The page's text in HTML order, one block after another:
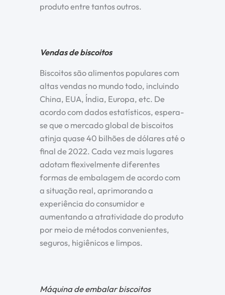
produto entre tantos outros.
Vendas de biscoitos
Biscoitos são alimentos populares com
altas vendas no mundo todo, incluindo
China, EUA, Índia, Europa, etc. De
acordo com dados estatísticos, espera-
se que o mercado global de biscoitos
atinja quase 40 bilhões de dólares até o
final de 2022. Cada vez mais lugares
adotam flexivelmente diferentes
formas de embalagem de acordo com
a situação real, aprimorando a
experiência do consumidor e
aumentando a atratividade do produto
por meio de métodos convenientes,
seguros, higiênicos e limpos.
Máquina de embalar biscoitos